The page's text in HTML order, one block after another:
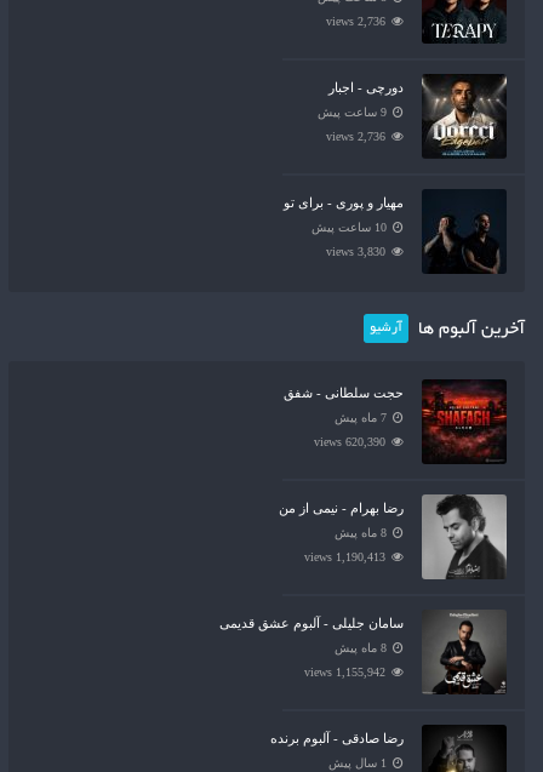
2,736 views
دورچی - اجبار
9 ساعت پیش
2,736 views
مهیار و پوری - برای تو
10 ساعت پیش
3,830 views
آخرین آلبوم ها آرشیو
حجت سلطانی - شفق
7 ماه پیش
620,390 views
رضا بهرام - نیمی از من
8 ماه پیش
1,190,413 views
سامان جلیلی - آلبوم عشق قدیمی
8 ماه پیش
1,155,942 views
رضا صادقی - آلبوم برنده
1 سال پیش